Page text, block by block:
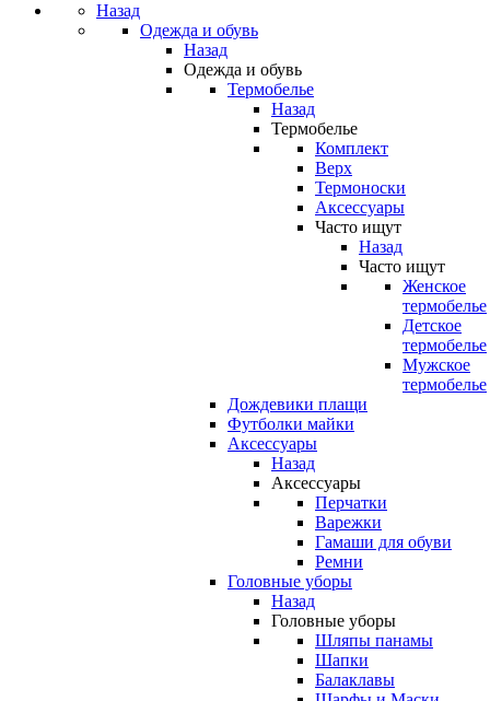
Назад
Одежда и обувь
Назад
Одежда и обувь
Термобелье
Назад
Термобелье
Комплект
Верх
Термоноски
Аксессуары
Часто ищут
Назад
Часто ищут
Женское
термобелье
Детское
термобелье
Мужское
термобелье
Дождевики плащи
Футболки майки
Аксессуары
Назад
Аксессуары
Перчатки
Варежки
Гамаши для обуви
Ремни
Головные уборы
Назад
Головные уборы
Шляпы панамы
Шапки
Балаклавы